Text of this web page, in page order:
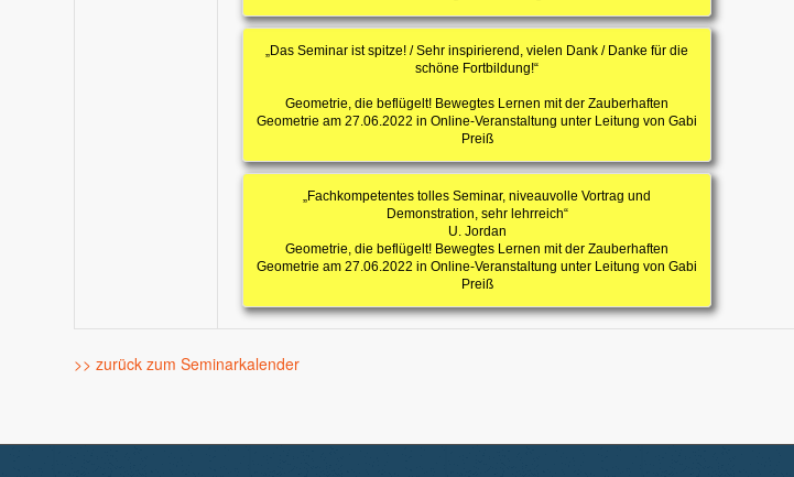
„Das Seminar ist spitze! / Sehr inspirierend, vielen Dank / Danke für die
schöne Fortbildung!“
Geometrie, die beflügelt! Bewegtes Lernen mit der Zauberhaften
Geometrie am 27.06.2022 in Online-Veranstaltung unter Leitung von Gabi
Preiß
„Fachkompetentes tolles Seminar, niveauvolle Vortrag und
Demonstration, sehr lehrreich“
U. Jordan
Geometrie, die beflügelt! Bewegtes Lernen mit der Zauberhaften
Geometrie am 27.06.2022 in Online-Veranstaltung unter Leitung von Gabi
Preiß
>> zurück zum Seminarkalender